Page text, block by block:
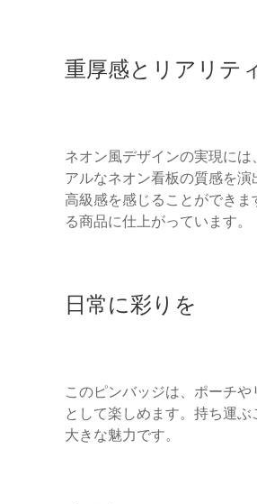
重厚感とリアリテ
ネオン風デザインの実現に
アルなネオン看板の質感を
高級感を感じることができ
る商品に仕上がっています。
日常に彩りを
このピンバッジは、ポーチ
として楽しめます。持ち運
大きな魅力です。